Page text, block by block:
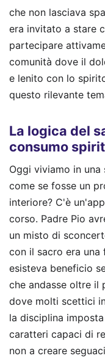
che non lasciava
era invitato a stare
partecipare
comunità dove il
e lenito con lo
questo rilevante
La logica del
consumo
Oggi viviamo in
come se fosse un
interiore? C'è
corso. Padre Pio
un misto di
con il sacro era una
esisteva beneficio
che andasse oltre il
dove molti scettici
la disciplina
caratteri capaci di
non a creare